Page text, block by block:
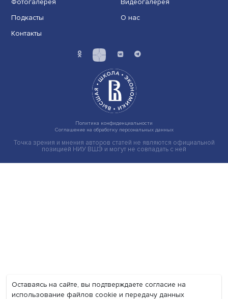
Ученые ВШЭ оценили развитие дополнительного
внешкольного образования в 15 постсоветских
Наука
Образование
Мнения
Фотогалерея
Видеогалерея